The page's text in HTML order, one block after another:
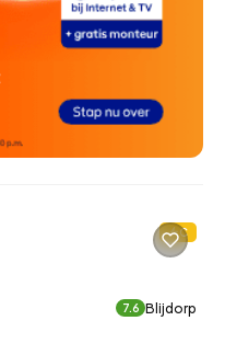
C
7.6 Blijdorp